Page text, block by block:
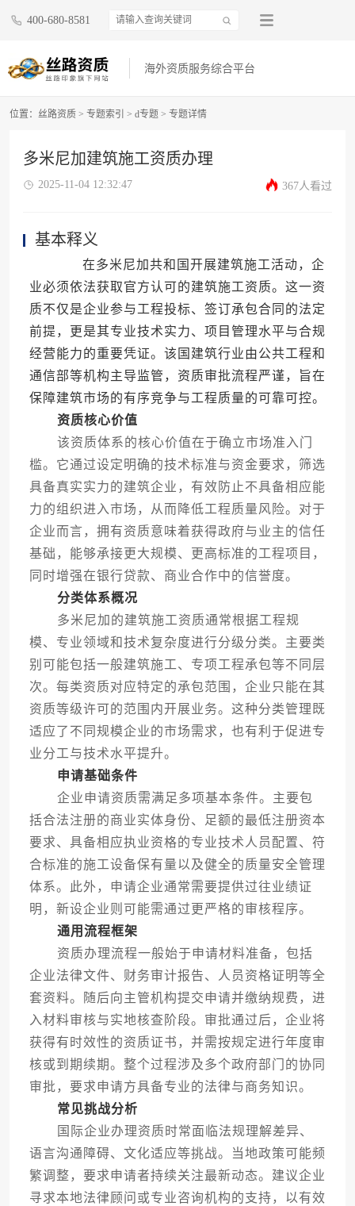
400-680-8581
海外资质服务综合平台
位置： 丝路资质 > 专题索引 > d专题 > 专题详情
多米尼加建筑施工资质办理
2025-11-04 12:32:47 367人看过
基本释义
在多米尼加共和国开展建筑施工活动，企
业必须依法获取官方认可的建筑施工资质。这一资
质不仅是企业参与工程投标、签订承包合同的法定
前提，更是其专业技术实力、项目管理水平与合规
经营能力的重要凭证。该国建筑行业由公共工程和
通信部等机构主导监管，资质审批流程严谨，旨在
保障建筑市场的有序竞争与工程质量的可靠可控。
资质核心价值
该资质体系的核心价值在于确立市场准入门
槛。它通过设定明确的技术标准与资金要求，筛选
具备真实实力的建筑企业，有效防止不具备相应能
力的组织进入市场，从而降低工程质量风险。对于
企业而言，拥有资质意味着获得政府与业主的信任
基础，能够承接更大规模、更高标准的工程项目，
同时增强在银行贷款、商业合作中的信誉度。
分类体系概况
多米尼加的建筑施工资质通常根据工程规
模、专业领域和技术复杂度进行分级分类。主要类
别可能包括一般建筑施工、专项工程承包等不同层
次。每类资质对应特定的承包范围，企业只能在其
资质等级许可的范围内开展业务。这种分类管理既
适应了不同规模企业的市场需求，也有利于促进专
业分工与技术水平提升。
申请基础条件
企业申请资质需满足多项基本条件。主要包
括合法注册的商业实体身份、足额的最低注册资本
要求、具备相应执业资格的专业技术人员配置、符
合标准的施工设备保有量以及健全的质量安全管理
体系。此外，申请企业通常需要提供过往业绩证
明，新设企业则可能需通过更严格的审核程序。
通用流程框架
资质办理流程一般始于申请材料准备，包括
企业法律文件、财务审计报告、人员资格证明等全
套资料。随后向主管机构提交申请并缴纳规费，进
入材料审核与实地核查阶段。审批通过后，企业将
获得有时效性的资质证书，并需按规定进行年度审
核或到期续期。整个过程涉及多个政府部门的协同
审批，要求申请方具备专业的法律与商务知识。
常见挑战分析
国际企业办理资质时常面临法规理解差异、
语言沟通障碍、文化适应等挑战。当地政策可能频
繁调整，要求申请者持续关注最新动态。建议企业
寻求本地法律顾问或专业咨询机构的支持，以有效